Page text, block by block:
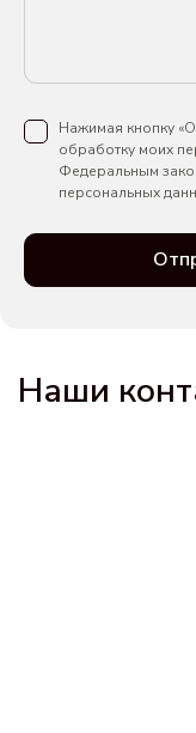
Нажимая кнопку
обработку моих
Федеральным
персональных
Наши